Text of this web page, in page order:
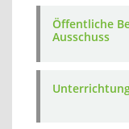
Öffentliche
Ausschuss